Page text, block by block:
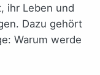
ihr Leben und
Dazu gehört
Warum werde